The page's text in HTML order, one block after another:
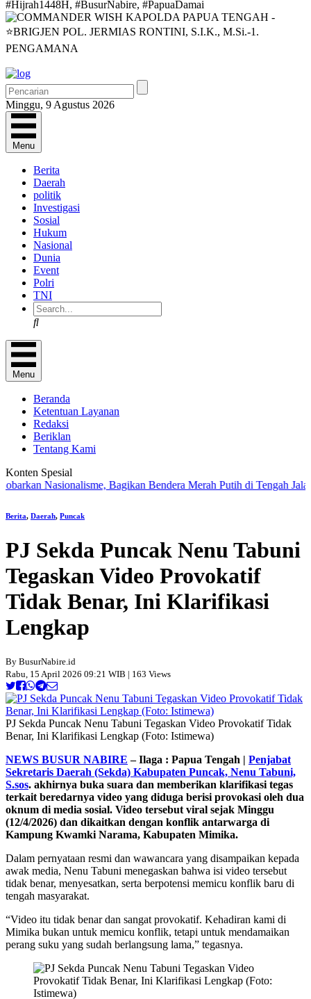
Minggu, 9 Agustus 2026
Menu
Berita
Daerah
politik
Investigasi
Sosial
Hukum
Nasional
Dunia
Event
Polri
TNI
Search
Menu
Beranda
Ketentuan Layanan
Redaksi
Beriklan
Tentang Kami
Konten Spesial
Nasionalisme, Bagikan Bendera Merah Putih di Tengah Jalan
Berita, Daerah, Puncak
PJ Sekda Puncak Nenu Tabuni
Tegaskan Video Provokatif
Tidak Benar, Ini Klarifikasi
Lengkap
By BusurNabire.id
Rabu, 15 April 2026 09:21 WIB | 163 Views
PJ Sekda Puncak Nenu Tabuni Tegaskan Video Provokatif Tidak
Benar, Ini Klarifikasi Lengkap (Foto: Istimewa)
NEWS BUSUR NABIRE – Ilaga : Papua Tengah | Penjabat
Sekretaris Daerah (Sekda) Kabupaten Puncak, Nenu Tabuni,
S.sos. akhirnya buka suara dan memberikan klarifikasi tegas
terkait beredarnya video yang diduga berisi provokasi oleh dua
oknum di media sosial. Video tersebut viral sejak Minggu
(12/4/2026) dan dikaitkan dengan konflik antarwarga di
Kampung Kwamki Narama, Kabupaten Mimika.
Dalam pernyataan resmi dan wawancara yang disampaikan kepada
awak media, Nenu Tabuni menegaskan bahwa isi video tersebut
tidak benar, menyesatkan, serta berpotensi memicu konflik baru di
tengah masyarakat.
“Video itu tidak benar dan sangat provokatif. Kehadiran kami di
Mimika bukan untuk memicu konflik, tetapi untuk mendamaikan
perang suku yang sudah berlangsung lama,” tegasnya.